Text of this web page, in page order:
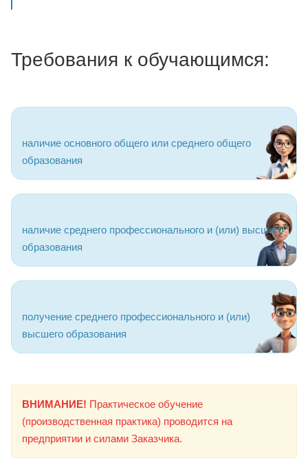
Требования к обучающимся:
наличие основного общего или среднего общего
образования
наличие среднего профессионального и (или) высшего
образования
получение среднего профессионального и (или)
высшего образования
ВНИМАНИЕ! Практическое обучение
(производственная практика) проводится на
предприятии и силами Заказчика.